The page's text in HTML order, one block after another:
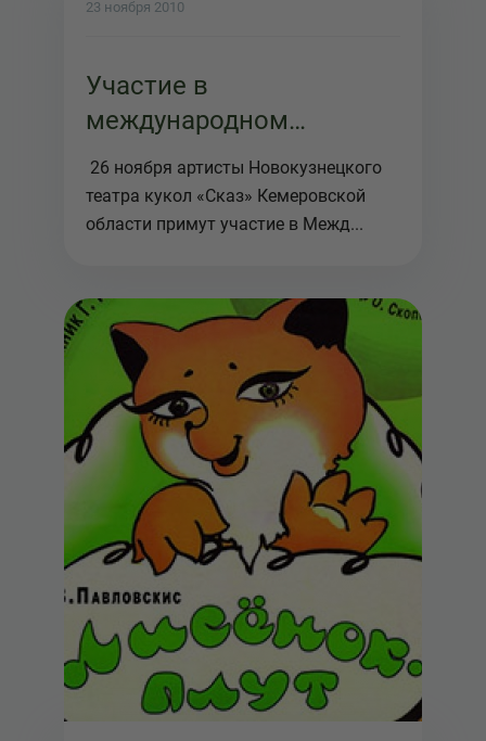
23 ноября 2010
Участие в
международном
фестивале "Мост
Дружбы"
26 ноября артисты Новокузнецкого
театра кукол «Сказ» Кемеровской
области примут участие в Межд...